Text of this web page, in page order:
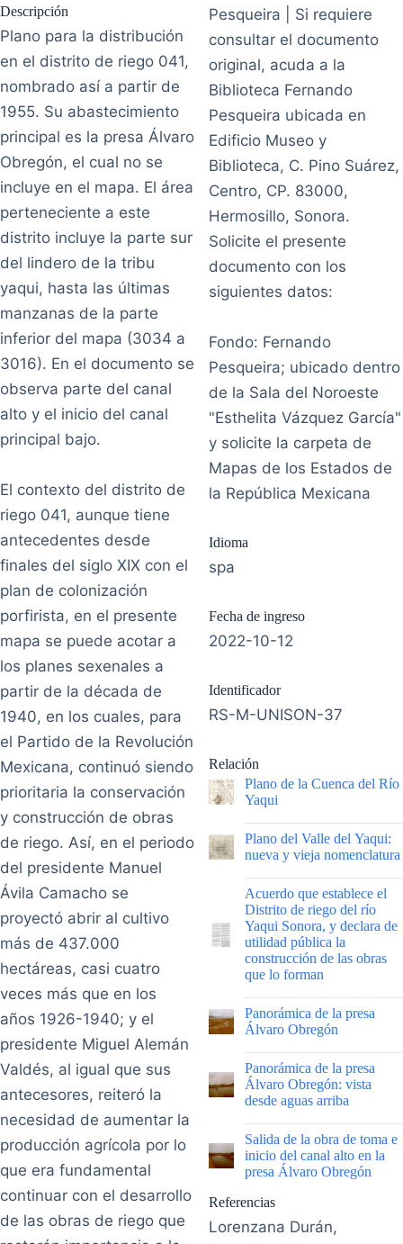
Descripción
Plano para la distribución
en el distrito de riego 041,
nombrado así a partir de
1955. Su abastecimiento
principal es la presa Álvaro
Obregón, el cual no se
incluye en el mapa. El área
perteneciente a este
distrito incluye la parte sur
del lindero de la tribu
yaqui, hasta las últimas
manzanas de la parte
inferior del mapa (3034 a
3016). En el documento se
observa parte del canal
alto y el inicio del canal
principal bajo.
El contexto del distrito de
riego 041, aunque tiene
antecedentes desde
finales del siglo XIX con el
plan de colonización
porfirista, en el presente
mapa se puede acotar a
los planes sexenales a
partir de la década de
1940, en los cuales, para
el Partido de la Revolución
Mexicana, continuó siendo
prioritaria la conservación
y construcción de obras
de riego. Así, en el periodo
del presidente Manuel
Ávila Camacho se
proyectó abrir al cultivo
más de 437.000
hectáreas, casi cuatro
veces más que en los
años 1926-1940; y el
presidente Miguel Alemán
Valdés, al igual que sus
antecesores, reiteró la
necesidad de aumentar la
producción agrícola por lo
que era fundamental
continuar con el desarrollo
de las obras de riego que
Pesqueira | Si requiere
consultar el documento
original, acuda a la
Biblioteca Fernando
Pesqueira ubicada en
Edificio Museo y
Biblioteca, C. Pino Suárez,
Centro, CP. 83000,
Hermosillo, Sonora.
Solicite el presente
documento con los
siguientes datos:
Fondo: Fernando
Pesqueira; ubicado dentro
de la Sala del Noroeste
"Esthelita Vázquez García"
y solicite la carpeta de
Mapas de los Estados de
la República Mexicana
Idioma
spa
Fecha de ingreso
2022-10-12
Identificador
RS-M-UNISON-37
Relación
Plano de la Cuenca del Río
Yaqui
|
Plano del Valle del Yaqui:
nueva y vieja nomenclatura
Acuerdo que establece el
Distrito de riego del río
Yaqui Sonora, y declara de
utilidad pública la
construcción de las obras
que lo forman
|
Panorámica de la presa
Álvaro Obregón
|
Panorámica de la presa
Álvaro Obregón: vista
desde aguas arriba
|
Salida de la obra de toma e
inicio del canal alto en la
presa Álvaro Obregón
Referencias
Lorenzana Durán,